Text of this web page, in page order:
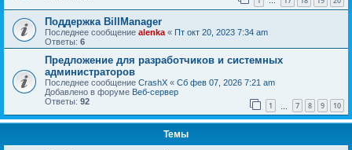
Поддержка BillManager
Последнее сообщение alenka « Пт окт 20, 2023 7:34 am
Ответы: 6
Предложение для разработчиков и системных
администраторов
Последнее сообщение CrashX « Сб фев 07, 2026 7:21 am
Добавлено в форуме Веб-сервер
Ответы: 92 1 7 8 9 10
Темы